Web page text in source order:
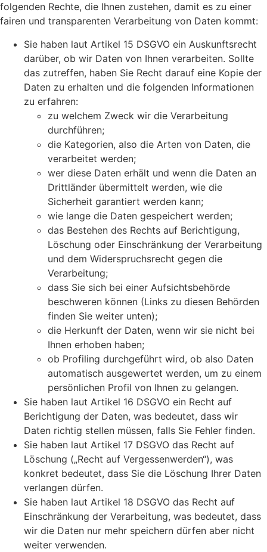
folgenden Rechte, die Ihnen zustehen, damit es zu einer
fairen und transparenten Verarbeitung von Daten kommt:
Sie haben laut Artikel 15 DSGVO ein Auskunftsrecht
darüber, ob wir Daten von Ihnen verarbeiten. Sollte
das zutreffen, haben Sie Recht darauf eine Kopie der
Daten zu erhalten und die folgenden Informationen
zu erfahren:
zu welchem Zweck wir die Verarbeitung
durchführen;
die Kategorien, also die Arten von Daten, die
verarbeitet werden;
wer diese Daten erhält und wenn die Daten an
Drittländer übermittelt werden, wie die
Sicherheit garantiert werden kann;
wie lange die Daten gespeichert werden;
das Bestehen des Rechts auf Berichtigung,
Löschung oder Einschränkung der Verarbeitung
und dem Widerspruchsrecht gegen die
Verarbeitung;
dass Sie sich bei einer Aufsichtsbehörde
beschweren können (Links zu diesen Behörden
finden Sie weiter unten);
die Herkunft der Daten, wenn wir sie nicht bei
Ihnen erhoben haben;
ob Profiling durchgeführt wird, ob also Daten
automatisch ausgewertet werden, um zu einem
persönlichen Profil von Ihnen zu gelangen.
Sie haben laut Artikel 16 DSGVO ein Recht auf
Berichtigung der Daten, was bedeutet, dass wir
Daten richtig stellen müssen, falls Sie Fehler finden.
Sie haben laut Artikel 17 DSGVO das Recht auf
Löschung („Recht auf Vergessenwerden“), was
konkret bedeutet, dass Sie die Löschung Ihrer Daten
verlangen dürfen.
Sie haben laut Artikel 18 DSGVO das Recht auf
Einschränkung der Verarbeitung, was bedeutet, dass
wir die Daten nur mehr speichern dürfen aber nicht
weiter verwenden.